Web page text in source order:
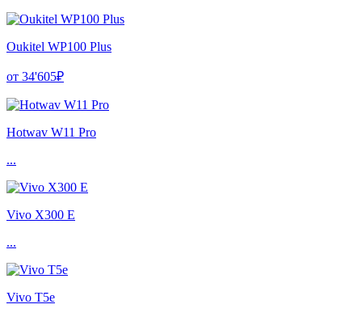
Oukitel WP100 Plus
от 34'605₽
Hotwav W11 Pro
...
Vivo X300 E
...
Vivo T5e